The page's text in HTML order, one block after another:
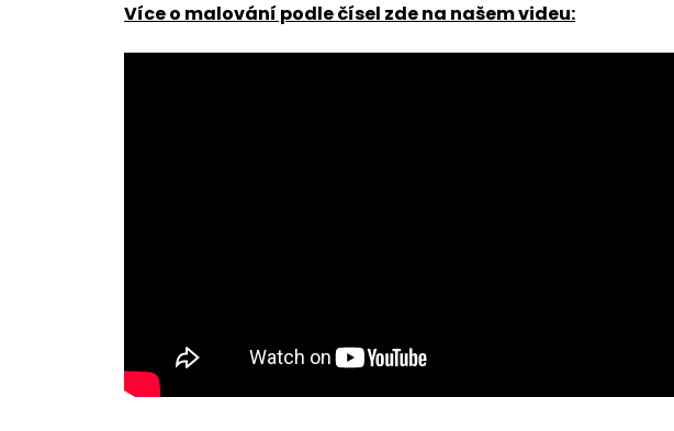
Více o malování podle čísel zde na našem videu: